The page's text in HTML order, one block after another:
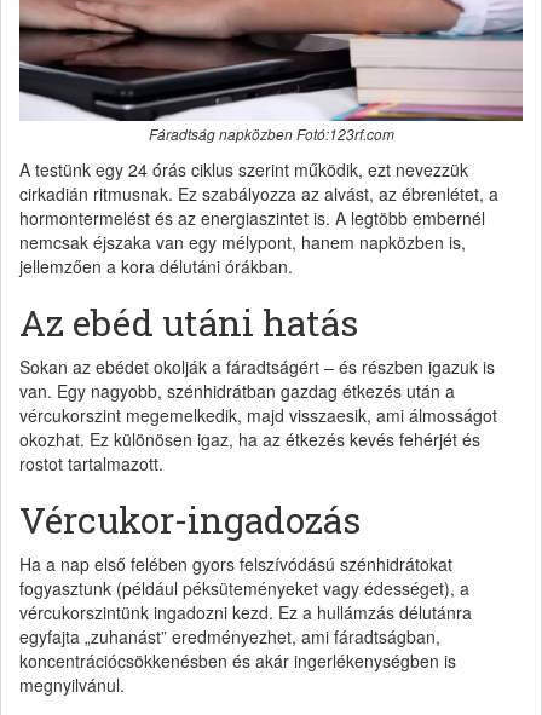
Fáradtság napközben Fotó:123rf.com
A testünk egy 24 órás ciklus szerint működik, ezt nevezzük
cirkadián ritmusnak. Ez szabályozza az alvást, az ébrenlétet, a
hormontermelést és az energiaszintet is. A legtöbb embernél
nemcsak éjszaka van egy mélypont, hanem napközben is,
jellemzően a kora délutáni órákban.
Az ebéd utáni hatás
Sokan az ebédet okolják a fáradtságért – és részben igazuk is
van. Egy nagyobb, szénhidrátban gazdag étkezés után a
vércukorszint megemelkedik, majd visszaesik, ami álmosságot
okozhat. Ez különösen igaz, ha az étkezés kevés fehérjét és
rostot tartalmazott.
Vércukor-ingadozás
Ha a nap első felében gyors felszívódású szénhidrátokat
fogyasztunk (például péksüteményeket vagy édességet), a
vércukorszintünk ingadozni kezd. Ez a hullámzás délutánra
egyfajta „zuhanást” eredményezhet, ami fáradtságban,
koncentrációcsökkenésben és akár ingerlékenységben is
megnyilvánul.